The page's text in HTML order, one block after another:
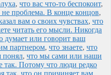
, что вас что-то беспокоит,
не проблема. В конце концов,
вам о своих чувствах, что
читать его мысли. Никогда
думает или говорит ваш
партнером, что знаете, что
понял, что мы сами или наши
так. Потому что люди редко